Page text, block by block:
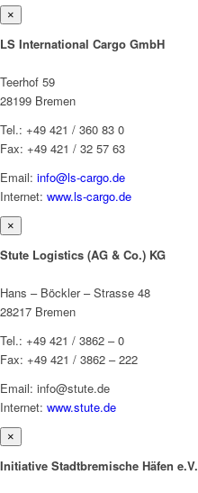
×
LS International Cargo GmbH
Teerhof 59
28199 Bremen
Tel.: +49 421 / 360 83 0
Fax: +49 421 / 32 57 63
Email: info@ls-cargo.de
Internet: www.ls-cargo.de
×
Stute Logistics (AG & Co.) KG
Hans – Böckler – Strasse 48
28217 Bremen
Tel.: +49 421 / 3862 – 0
Fax: +49 421 / 3862 – 222
Email: info@stute.de
Internet: www.stute.de
×
Initiative Stadtbremische Häfen e.V.